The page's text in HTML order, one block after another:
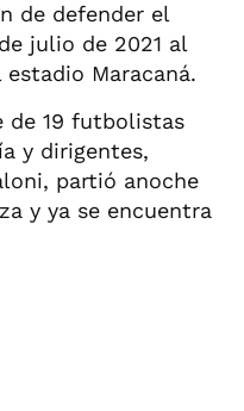
de defender el
julio de 2021 al
Maracaná.
de 19 futbolistas
y dirigentes,
partió anoche
y ya se encuentra